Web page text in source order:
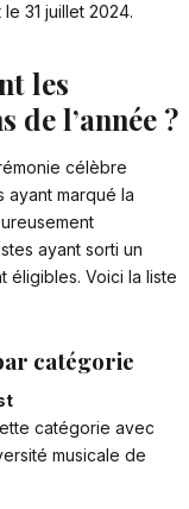
31 juillet 2024.
les
l’année ?
célèbre
ayant marqué la
ayant sorti un
éligibles. Voici la liste
catégorie
catégorie avec
musicale de